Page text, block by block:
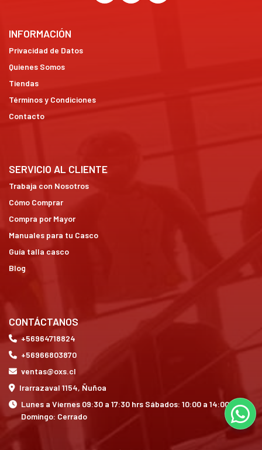
INFORMACIÓN
Privacidad de Datos
Quienes Somos
Tiendas
Términos y Condiciones
Contacto
SERVICIO AL CLIENTE
Trabaja con Nosotros
Cómo Comprar
Compra por Mayor
Manuales para tu Casco
Guía talla casco
Blog
CONTÁCTANOS
+56964718824
+56966803870
ventas@oxs.cl
Irarrazaval 1154, Ñuñoa
Lunes a Viernes 09:30 a 17:30 hrs Sábados: 10:00 a 14:00 hrs
Domingo: Cerrado